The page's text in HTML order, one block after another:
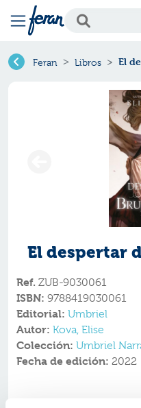
Feran Libros El
El despertar
Ref. ZUB-9030061
ISBN: 9788419030061
Editorial: Umbriel
Autor: Kova, Elise
Colección: Umbriel
Fecha de edición: 2022